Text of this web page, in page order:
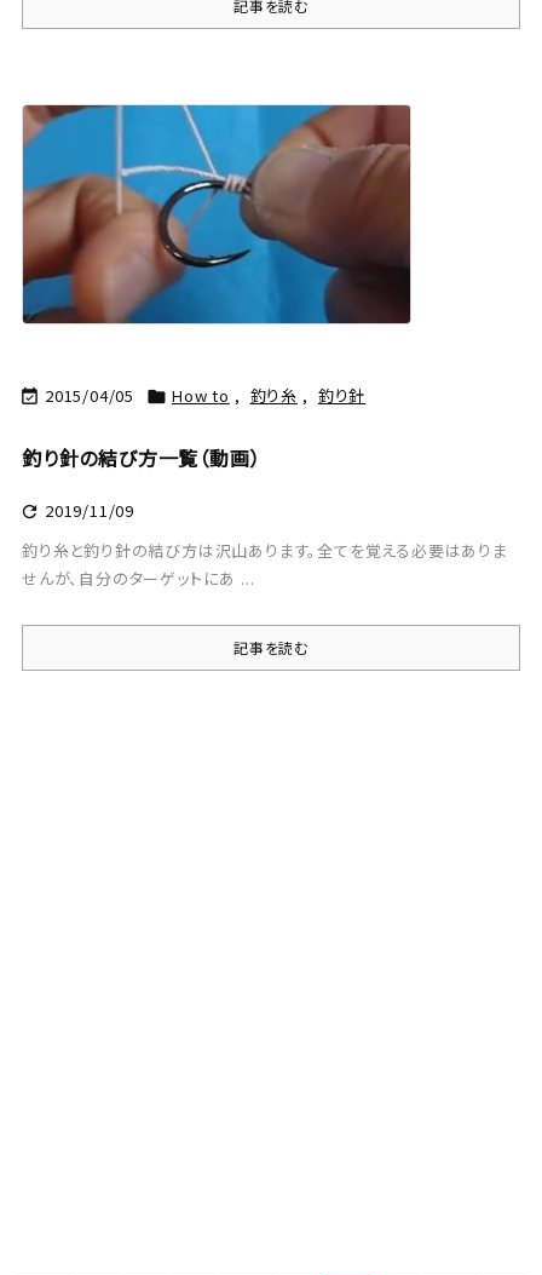
記事を読む
 2015/04/05  How to , 釣り糸 , 釣り針
釣り針の結び方一覧（動画）
 2019/11/09
釣り糸と釣り針の結び方は沢山あります。全てを覚える必要はありま
せんが、自分のターゲットにあ ...
記事を読む